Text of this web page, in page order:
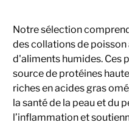
Notre sélection
des collations de poisson
d'aliments humides. Ces
source de protéines
riches en acides gras
la santé de la peau et du
l’inflammation et